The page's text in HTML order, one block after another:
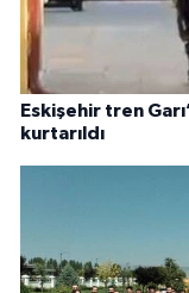
Eskişehir tren
kurtarıldı